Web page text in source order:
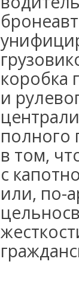
коробка
и
полного
в том,
с
или, по-